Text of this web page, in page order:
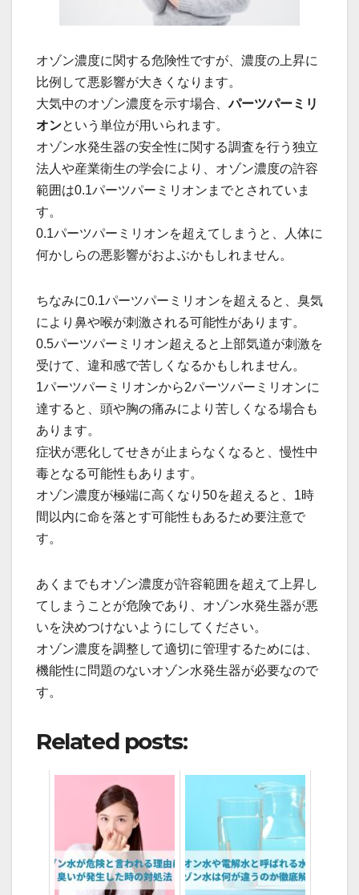
オゾン濃度に関する危険性ですが、濃度の上昇に
比例して悪影響が大きくなります。
大気中のオゾン濃度を示す場合、パーツパーミリ
オンという単位が用いられます。
オゾン水発生器の安全性に関する調査を行う独立
法人や産業衛生の学会により、オゾン濃度の許容
範囲は0.1パーツパーミリオンまでとされていま
す。
0.1パーツパーミリオンを超えてしまうと、人体に
何かしらの悪影響がおよぶかもしれません。
ちなみに0.1パーツパーミリオンを超えると、臭気
により鼻や喉が刺激される可能性があります。
0.5パーツパーミリオン超えると上部気道が刺激を
受けて、違和感で苦しくなるかもしれません。
1パーツパーミリオンから2パーツパーミリオンに
達すると、頭や胸の痛みにより苦しくなる場合も
あります。
症状が悪化してせきが止まらなくなると、慢性中
毒となる可能性もあります。
オゾン濃度が極端に高くなり50を超えると、1時
間以内に命を落とす可能性もあるため要注意で
す。
あくまでもオゾン濃度が許容範囲を超えて上昇し
てしまうことが危険であり、オゾン水発生器が悪
いを決めつけないようにしてください。
オゾン濃度を調整して適切に管理するためには、
機能性に問題のないオゾン水発生器が必要なので
す。
Related posts: